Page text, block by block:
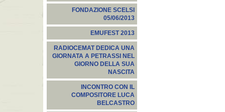
FONDAZIONE SCELSI
05/06/2013
EMUFEST 2013
RADIOCEMAT DEDICA UNA
GIORNATA A PETRASSI NEL
GIORNO DELLA SUA
NASCITA
INCONTRO CON IL
COMPOSITORE LUCA
BELCASTRO